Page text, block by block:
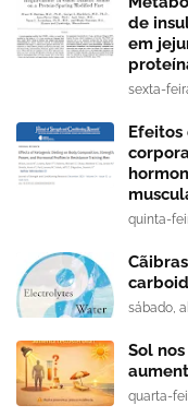
de
em
sexta-
quinta-
sábado,
Sol
quarta-